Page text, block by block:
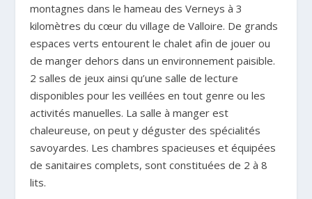
montagnes dans le hameau des Verneys à 3
kilomètres du cœur du village de Valloire. De grands
espaces verts entourent le chalet afin de jouer ou
de manger dehors dans un environnement paisible.
2 salles de jeux ainsi qu’une salle de lecture
disponibles pour les veillées en tout genre ou les
activités manuelles. La salle à manger est
chaleureuse, on peut y déguster des spécialités
savoyardes. Les chambres spacieuses et équipées
de sanitaires complets, sont constituées de 2 à 8
lits.